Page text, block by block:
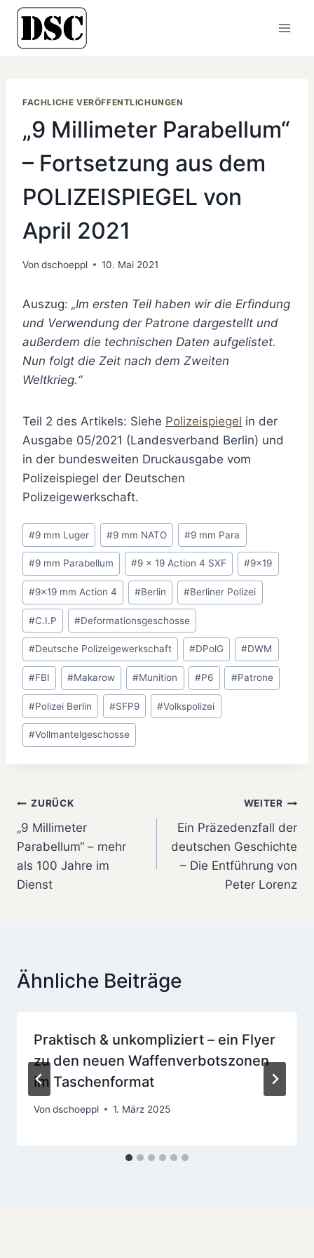
Zum
springen
FACHLICHE VERÖFFENTLICHUNGEN
„9 Millimeter Parabellum“
– Fortsetzung aus dem
POLIZEISPIEGEL von
April 2021
Von dschoeppl 10. Mai 2021
Auszug: „Im ersten Teil haben wir die Erfindung
und Verwendung der Patrone dargestellt und
außerdem die technischen Daten aufgelistet.
Nun folgt die Zeit nach dem Zweiten
Weltkrieg.“
Teil 2 des Artikels: Siehe Polizeispiegel in der
Ausgabe 05/2021 (Landesverband Berlin) und
in der bundesweiten Druckausgabe vom
Polizeispiegel der Deutschen
Polizeigewerkschaft.
Schlagworte:
#9 mm Luger #9 mm NATO #9 mm Para
#9 mm Parabellum #9 x 19 Action 4 SXF #9x19
#9x19 mm Action 4 #Berlin #Berliner Polizei
#C.I.P #Deformationsgeschosse
#Deutsche Polizeigewerkschaft #DPolG #DWM
#FBI #Makarow #Munition #P6 #Patrone
#Polizei Berlin #SFP9 #Volkspolizei
#Vollmantelgeschosse
Beitragsnavigation
ZURÜCK
„9 Millimeter
Parabellum“ – mehr
als 100 Jahre im
Dienst
WEITER
Ein Präzedenzfall der
deutschen Geschichte
– Die Entführung von
Peter Lorenz
Ähnliche Beiträge
Praktisch & unkompliziert – ein Flyer
zu den neuen Waffenverbotszonen
im Taschenformat
Von dschoeppl 1. März 2025